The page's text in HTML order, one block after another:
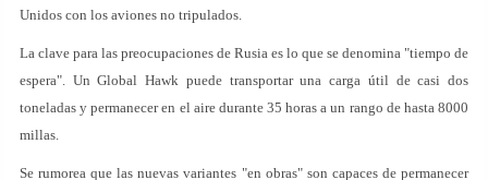
Unidos con los aviones no tripulados.
La clave para las preocupaciones de Rusia es lo que se denomina "tiempo de
espera". Un Global Hawk puede transportar una carga útil de casi dos
toneladas y permanecer en el aire durante 35 horas a un rango de hasta 8000
millas.
Se rumorea que las nuevas variantes "en obras" son capaces de permanecer